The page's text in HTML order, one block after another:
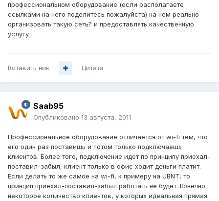
профессиональном оборудование (если располагаете
ссылками на него поделитесь пожалуйста) на нем реально
организовать такую сеть? и предоставлять качественную
услугу
Вставить ник Цитата
Saab95
Опубликовано 13 августа, 2011
Профессиональное оборудование отличается от wi-fi тем, что
его один раз поставишь и потом только подключаешь
клиентов. Более того, подключение идет по принципу приехал-
поставил-забыл, клиент только в офис ходит деньги платит.
Если делать то же самое на wi-fi, к примеру на UBNT, то
принцип приехал-поставил-забыл работать не будет. Конечно
некоторое количество клиентов, у которых идеальная прямая